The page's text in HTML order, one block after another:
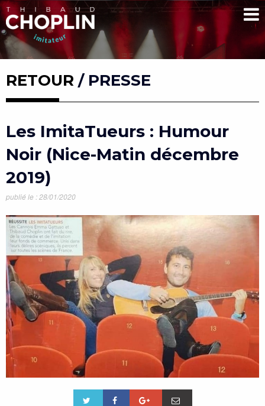
RETOUR / PRESSE
Les ImitaTueurs : Humour
Noir (Nice-Matin décembre
2019)
publié le : 28/01/2020